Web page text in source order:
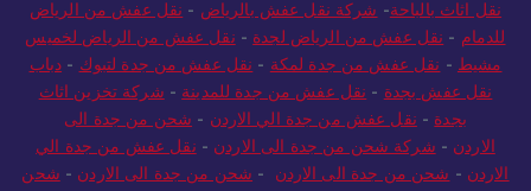
نقل اثاث بالباحة-شركة نقل عفش بالرياض -نقل عفش من الرياض
للدمام -نقل عفش من الرياض لجدة-نقل عفش من الرياض لخميس
مشيط -نقل عفش من جدة لمكة-نقل عفش من جدة لتبوك- دباب
نقل عفش بجدة-نقل عفش من جدة للمدينة-شركة تخزين اثاث
بجدة-نقل عفش من جدة الي الاردن - شحن من جدة الى
الاردن -شركة شحن من جدة الى الاردن -نقل عفش من جدة الي
الاردن -شحن من جدة الى الاردن - شحن من جدة الى الاردن -شحن